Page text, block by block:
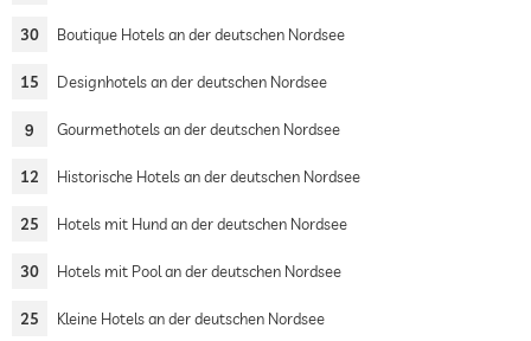
30 Boutique Hotels an der deutschen Nordsee
15 Designhotels an der deutschen Nordsee
9 Gourmethotels an der deutschen Nordsee
12 Historische Hotels an der deutschen Nordsee
25 Hotels mit Hund an der deutschen Nordsee
30 Hotels mit Pool an der deutschen Nordsee
25 Kleine Hotels an der deutschen Nordsee